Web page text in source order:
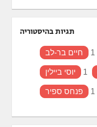
תגיות בהיסטוריה
חיים בר-לב 1
יוסי ביילין 1
פנחס ספיר 1